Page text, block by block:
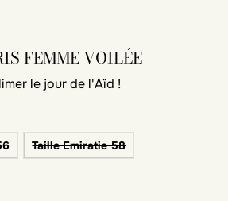
FEMME VOILÉE
le jour de l'Aïd !
Taille Emiratie 58